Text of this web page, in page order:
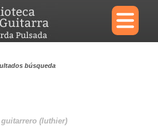
×
Diccionario
búsqueda
(luthier)